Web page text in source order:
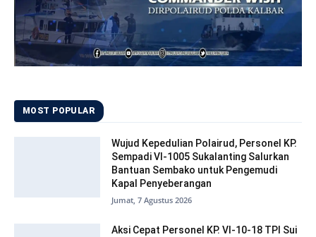
MOST POPULAR
Wujud Kepedulian Polairud, Personel KP.
Sempadi VI-1005 Sukalanting Salurkan
Bantuan Sembako untuk Pengemudi
Kapal Penyeberangan
Jumat, 7 Agustus 2026
Aksi Cepat Personel KP. VI-10-18 TPI Sui